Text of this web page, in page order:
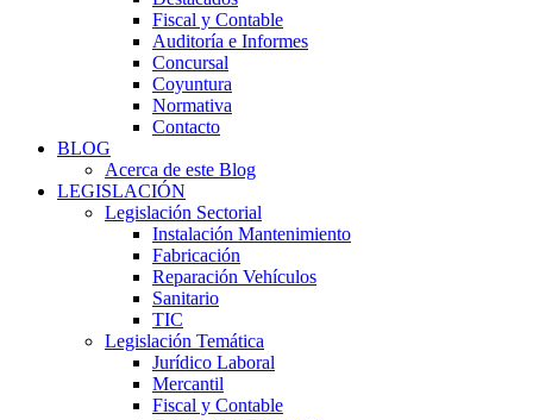
Fiscal y Contable
Auditoría e Informes
Concursal
Coyuntura
Normativa
Contacto
BLOG
Acerca de este Blog
LEGISLACIÓN
Legislación Sectorial
Instalación Mantenimiento
Fabricación
Reparación Vehículos
Sanitario
TIC
Legislación Temática
Jurídico Laboral
Mercantil
Fiscal y Contable